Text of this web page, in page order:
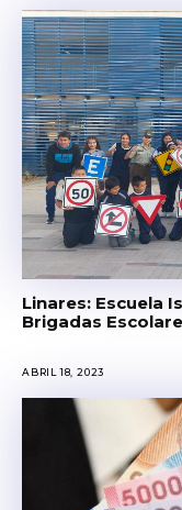
Linares: Escuela
Brigadas
ABRIL 18, 2023